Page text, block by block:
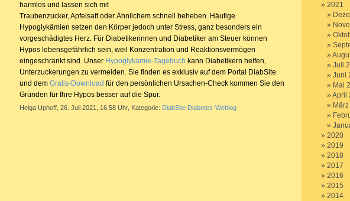
harmlos und lassen sich mit
Traubenzucker, Apfelsaft oder Ähnlichem schnell beheben. Häufige
Hypoglykämien setzen den Körper jedoch unter Stress, ganz besonders ein
vorgeschädigtes Herz. Für Diabetikerinnen und Diabetiker am Steuer können
Hypos lebensgefährlich sein, weil Konzentration und Reaktionsvermögen
eingeschränkt sind. Unser Hypoglykämie-Tagebuch kann Diabetikern helfen,
Unterzuckerungen zu vermeiden. Sie finden es exklusiv auf dem Portal DiabSite.
und dem Gratis-Download für den persönlichen Ursachen-Check kommen Sie den
Gründen für Ihre Hypos besser auf die Spur.
Helga Uphoff, 26. Juli 2021, 16.58 Uhr, Kategorie: DiabSite Diabetes-Weblog
2021
Juli
Juni
Mai
April
2020
2019
2018
2017
2016
2015
2014